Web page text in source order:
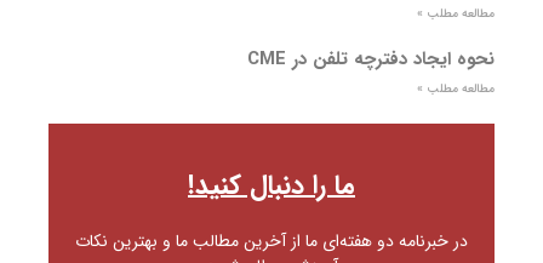
مطالعه مطلب »
نحوه ایجاد دفترچه تلفن در CME
مطالعه مطلب »
ما را دنبال کنید!
در خبرنامه دو هفته‌ای ما از آخرین مطالب ما و بهترین نکات